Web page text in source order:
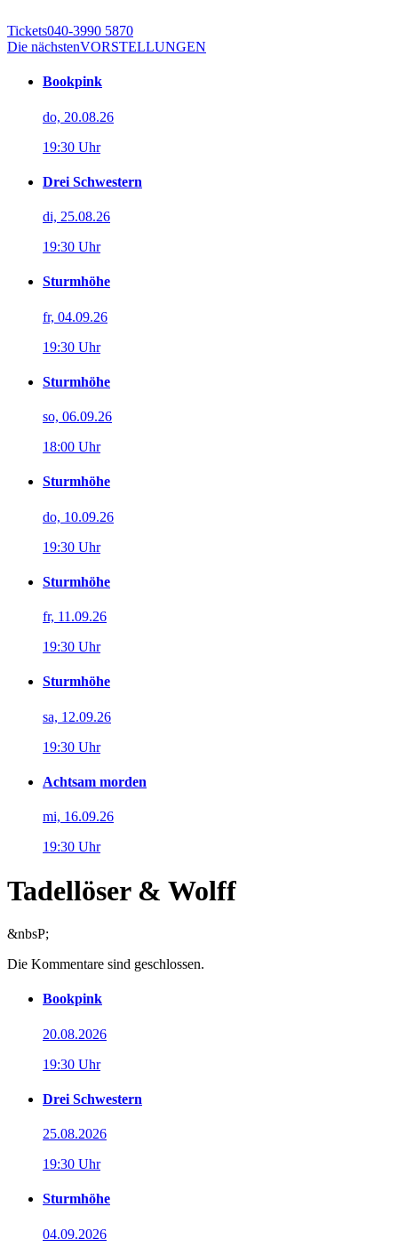
Tickets040-3990 5870
Die nächstenVORSTELLUNGEN
Bookpink
do, 20.08.26
19:30 Uhr
Drei Schwestern
di, 25.08.26
19:30 Uhr
Sturmhöhe
fr, 04.09.26
19:30 Uhr
Sturmhöhe
so, 06.09.26
18:00 Uhr
Sturmhöhe
do, 10.09.26
19:30 Uhr
Sturmhöhe
fr, 11.09.26
19:30 Uhr
Sturmhöhe
sa, 12.09.26
19:30 Uhr
Achtsam morden
mi, 16.09.26
19:30 Uhr
Tadellöser & Wolff
&nbsP;
Die Kommentare sind geschlossen.
Bookpink
20.08.2026
19:30 Uhr
Drei Schwestern
25.08.2026
19:30 Uhr
Sturmhöhe
04.09.2026